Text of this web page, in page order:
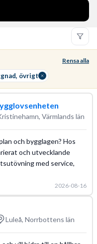
Rensa alla
övrigt
Värmlands län
och bygglagen? Hos
och utvecklande
med service,
2026-08-16
Luleå, Norrbottens län